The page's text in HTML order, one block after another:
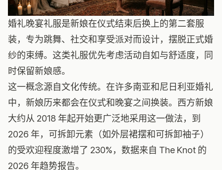
婚礼晚宴礼服是新娘在仪式结束后换上的第二套服
装，专为跳舞、社交和享受派对而设计，摆脱正式婚
纱的束缚。这类礼服优先考虑活动自如与舒适度，同
时保留新娘感。
这一概念源自文化传统。在许多南亚和尼日利亚婚礼
中，新娘历来都会在仪式和晚宴之间换装。西方新娘
大约从 2018 年起开始更广泛地采用这一做法，到
2026 年，可拆卸元素（如外层裙摆和可拆卸袖子）
的受欢迎程度激增了 230%，数据来自 The Knot 的
2026 年趋势报告。